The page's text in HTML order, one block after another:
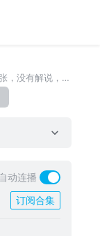
进来放松，i人vlog，不猎奇不夸张，没有解说，真实记录，长视频，可作为背景音，希望你能看着美景获得平静并能有点收获
自动连播
订阅合集
史
往
26:30
友记
了还
15:56
头鹰
13:20